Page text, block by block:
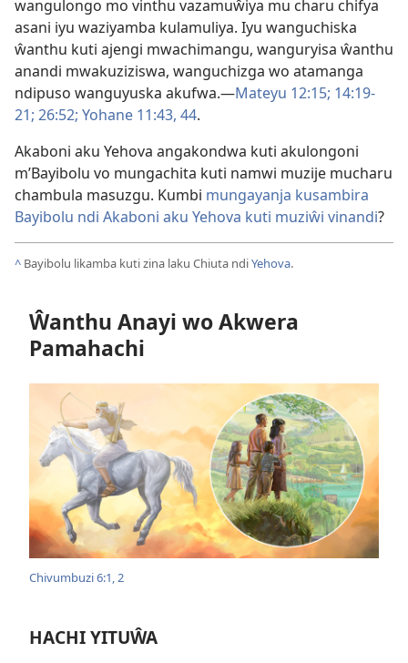
wangulongo mo vinthu vazamuŵiya mu charu chifya
asani iyu waziyamba kulamuliya. Iyu wanguchiska
ŵanthu kuti ajengi mwachimangu, wanguryisa ŵanthu
anandi mwakuziziswa, wanguchizga wo atamanga
ndipuso wanguyuska akufwa.—Mateyu 12:15; 14:19-
21; 26:52; Yohane 11:43, 44.
Akaboni aku Yehova angakondwa kuti akulongoni
m’Bayibolu vo mungachita kuti namwi muzije mucharu
chambula masuzgu. Kumbi mungayanja kusambira
Bayibolu ndi Akaboni aku Yehova kuti muziŵi vinandi?
^ Bayibolu likamba kuti zina laku Chiuta ndiYehova.
Ŵanthu Anayi wo Akwera
Pamahachi
Chivumbuzi 6:1, 2
HACHI YITUŴA